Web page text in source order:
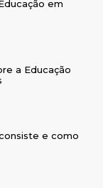
em
a Educação
e como